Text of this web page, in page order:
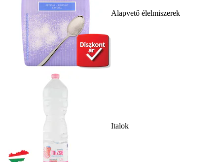
Alapvető élelmiszerek
Italok